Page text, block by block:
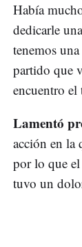
Había
dedicarle
tenemos
partido que
encuentro el
Lamentó
acción en la
por lo que
tuvo un